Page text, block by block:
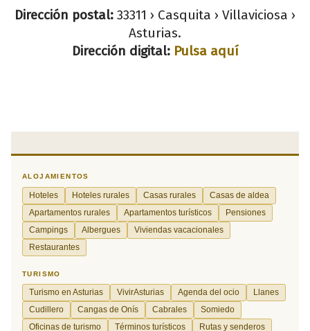
Dirección postal: 33311 › Casquita › Villaviciosa ›
Asturias.
Dirección digital: Pulsa aquí